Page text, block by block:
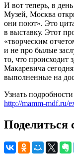
И вот теперь, в
Музей, Москва
они поют». Это
в выставку. Этот
«творческим
и не про былые
то, что
Макаревича
выполненные на
Узнать
http://mamm-mdf.ru/
Поделиться